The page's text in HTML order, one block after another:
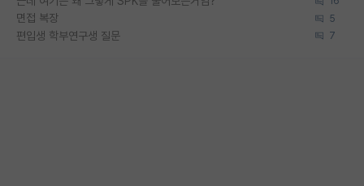
면접 복장 5
편입생 학부연구생 질문 7